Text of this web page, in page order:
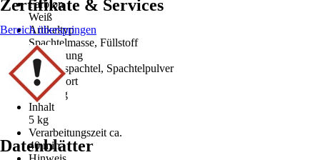
Farbton
Weiß
Artikeltyp
Spachtelmasse, Füllstoff
Ausführung
Flächenspachtel, Spachtelpulver
Signalwort
Achtung
Inhalt
5 kg
Verarbeitungszeit ca.
40 min
Zertifikate & Services
Bereich überspringen
Datenblätter